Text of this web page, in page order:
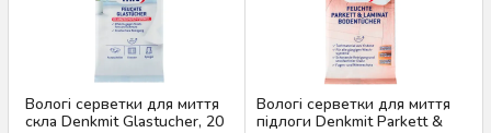
Вологі серветки для миття
скла Denkmit Glastucher, 20
Вологі серветки для миття
підлоги Denkmit Parkett &